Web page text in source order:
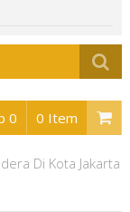
0 0 Item
Di Kota Jakarta